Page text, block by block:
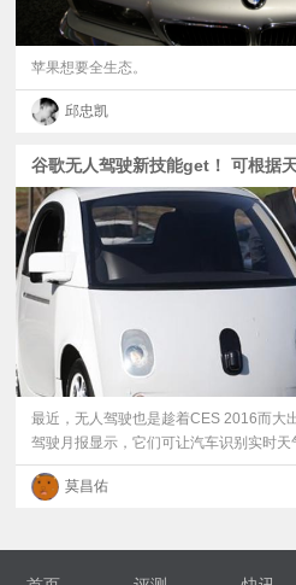
苹果想要全生态。
邱忠凯
谷歌无人驾驶新技能get！ 可根据
最近，无人驾驶也是趁着CES 2016而大
驾驶月报显示，它们可让汽车识别实时天
莫昌佑